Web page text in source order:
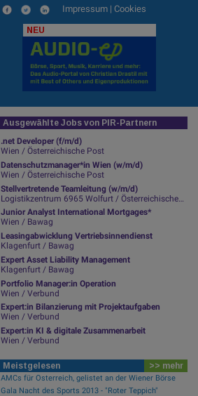
Impressum | Cookies
NEU
Ausgewählte Jobs von PIR-Partnern
.net Developer (f/m/d)
Wien / Österreichische Post
Datenschutzmanager*in Wien (w/m/d)
Wien / Österreichische Post
Stellvertretende Teamleitung (w/m/d)
Logistikzentrum 6965 Wolfurt / Österreichische Post
Junior Analyst International Mortgages*
Wien / Bawag
Leasingabwicklung Vertriebsinnendienst
Klagenfurt / Bawag
Expert Asset Liability Management
Klagenfurt / Bawag
Portfolio Manager:in Operation
Wien / Verbund
Expert:in Bilanzierung mit Projektaufgaben
Wien / Verbund
Expert:in KI & digitale Zusammenarbeit
Wien / Verbund
Meistgelesen >> mehr
AMCs für Österreich, gelistet an der Wiener Börse
Gala Nacht des Sports 2013 - "Roter Teppich"